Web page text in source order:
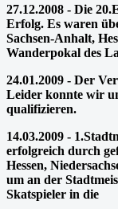
27.12.2008 - Die
Erfolg. Es waren
Sachsen-Anhalt,
Wanderpokal des
24.01.2009 - Der
Leider konnte wir
qualifizieren.
14.03.2009 -
erfolgreich durch
Hessen,
um an der
Skatspieler in die